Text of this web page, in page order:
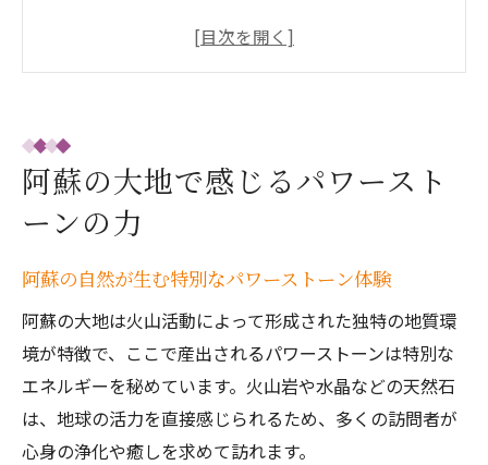
熊本の大地で育まれる天然石の魅力と選び
阿蘇パワースポット巡りと石のエネルギー
活用法
人気の神社とパワーストーンのつながりを
探る
天然エネルギーを感じるパワーストーンの
選び方
浄化やエネルギー補給に役立つパワースト
ーン活用術
阿蘇の大地で感じるパワースト
ーンの力
阿蘇の自然が生む特別なパワーストーン体験
阿蘇の大地は火山活動によって形成された独特の地質環
境が特徴で、ここで産出されるパワーストーンは特別な
エネルギーを秘めています。火山岩や水晶などの天然石
は、地球の活力を直接感じられるため、多くの訪問者が
心身の浄化や癒しを求めて訪れます。